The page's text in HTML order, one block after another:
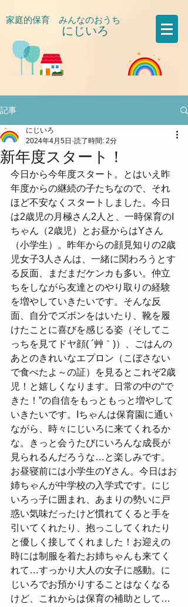
家庭的保育 みんなのおうち
にじいろ
記事
新年度スタート！
にじいろ
2024年4月5日 読了時間: 2分
今日から今年度スタート。とはいえ昨
年度からの継続の子たちなので、それ
ほど不安なくスタートしました。今日
は2歳児の月極さん2人と、一時保育のI
ちゃん（2歳児）とお昼からはYさん
（小学生）。昨年からの顔見知りの2歳
児女子3人さんは、一緒に関わろうとす
る反面、まだまだケンカも多い。仲立
ちをしながら友達とのやり取りの経験
を増やしていきたいです。そんな反
面、自分でズボンをはいたり、靴を履
けたことに喜びを感じる姿（そしてこ
っちを見てドヤ顔( ´艸｀)）、ごはんの
あとのきれいなエプロン（こぼさない
で食べたよ～の証）を見るとこれぞ2歳
児！と嬉しくなります。日常の中の“で
きた！”の自信をもっともっと増やして
いきたいです。Iちゃんは保育園に通い
ながら、時々にじいろに来てくれるか
な。きっと会うたびにいろんな成長が
見られるんだろうな…と楽しみです。
お昼寝前には小学生のYさん。今日はお
姉ちゃんが中学校の入学式です。にじ
いろっ子に囲まれ、あまりの勢いに戸
惑い気味だったけど慣れてくると手を
引いてくれたり、抱っこしてくれたり
と優しく接してくれました！お迎えの
時には制服を着たお姉ちゃんも来てく
れて…すっかり大人の女子に感動。に
じいろでお預かりすることはなくなる
けど、これからは保育の補助として…